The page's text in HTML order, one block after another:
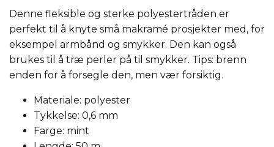
Denne fleksible og sterke polyestertråden er
perfekt til å knyte små makramé prosjekter med, for
eksempel armbånd og smykker. Den kan også
brukes til å træ perler på til smykker. Tips: brenn
enden for å forsegle den, men vær forsiktig.
Materiale: polyester
Tykkelse: 0,6 mm
Farge: mint